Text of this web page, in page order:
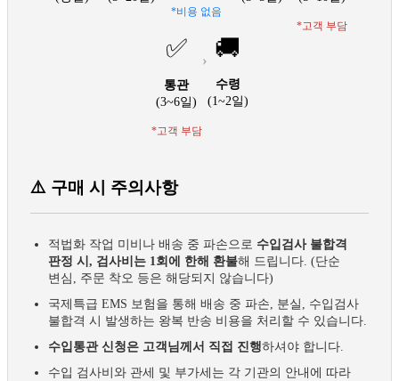
*비용 없음
*고객 부담
✅
통관
(3~6일)
*고객 부담
› 🚚
수령
(1~2일)
⚠️ 구매 시 주의사항
적법화 작업 미비나 배송 중 파손으로 수입검사 불합격
판정 시, 검사비는 1회에 한해 환불해 드립니다. (단순
변심, 주문 착오 등은 해당되지 않습니다)
국제특급 EMS 보험을 통해 배송 중 파손, 분실, 수입검사
불합격 시 발생하는 왕복 반송 비용을 처리할 수 있습니다.
수입통관 신청은 고객님께서 직접 진행하셔야 합니다.
수입 검사비와 관세 및 부가세는 각 기관의 안내에 따라